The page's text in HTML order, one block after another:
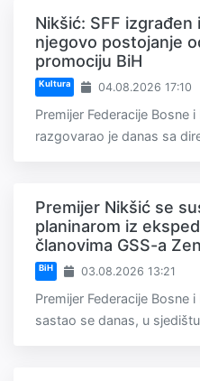
Nikšić: SFF
njegovo postojanje
promociju BiH
Kultura 04.08.2026 17:10
Premijer Federacije Bosne
razgovarao je danas sa
Premijer Nikšić se
planinarom iz
članovima GSS-a
BiH 03.08.2026 13:21
Premijer Federacije Bosne
sastao se danas, u